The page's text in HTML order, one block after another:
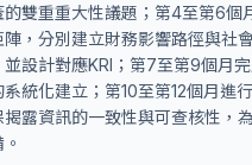
的雙重重大性議題；第4至第6個
陣，分別建立財務影響路徑與社
並設計對應KRI；第7至第9個月
統化建立；第10至第12個月進
露資訊的一致性與可查核性，